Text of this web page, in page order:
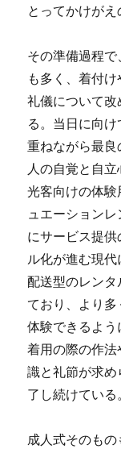
とってかけがえ
その準備過程
も多く、着付
礼儀について
る。当日に向
重ねながら最
人の自覚と自
光客向けの体
ュエーション
にサービス提
ル化が進む現
配送型のレン
ており、より
体験できるよう
着用の際の作
識と礼節が求
了し続けている。
成人式そのも